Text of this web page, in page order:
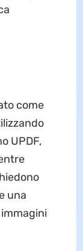
come
UPDF,
una